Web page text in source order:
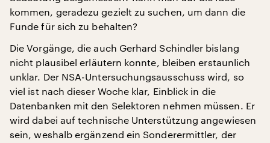
kommen, geradezu gezielt zu suchen, um dann die
Funde für sich zu behalten?
Die Vorgänge, die auch Gerhard Schindler bislang
nicht plausibel erläutern konnte, bleiben erstaunlich
unklar. Der NSA-Untersuchungsausschuss wird, so
viel ist nach dieser Woche klar, Einblick in die
Datenbanken mit den Selektoren nehmen müssen. Er
wird dabei auf technische Unterstützung angewiesen
sein, weshalb ergänzend ein Sonderermittler, der